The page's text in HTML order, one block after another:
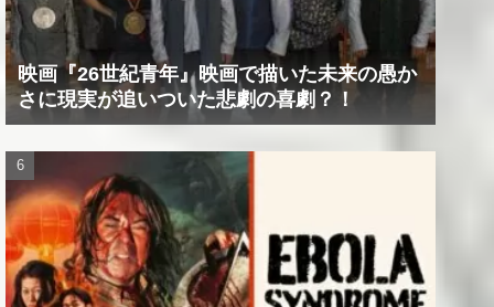
映画『26世紀青年』映画で描いた未来の愚か
さに現実が追いついた悲劇の喜劇？！